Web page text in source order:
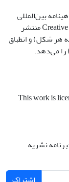
بین‌المللی
Creative Commons Attribution 4.0 International License منتشر
هر شکل) و انطباق
را می‌دهد.
This work is
نشریه